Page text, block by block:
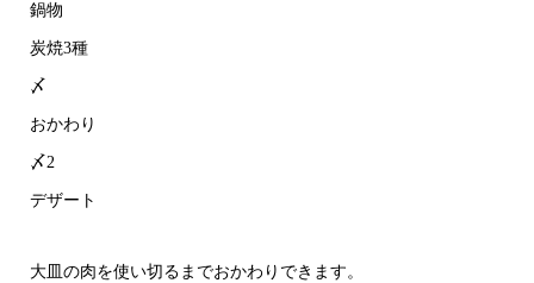
鍋物
炭焼3種
〆
おかわり
〆2
デザート
大皿の肉を使い切るまでおかわりできます。